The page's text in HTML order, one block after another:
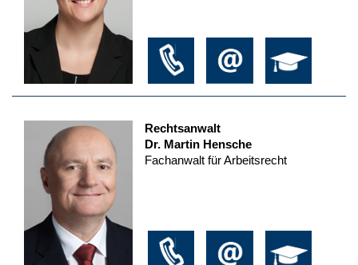
Rechtsanwalt
Dr. Martin Hensche
Fachanwalt für Arbeitsrecht